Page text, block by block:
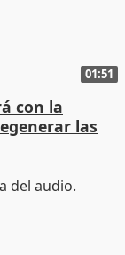
01:51
con la
las